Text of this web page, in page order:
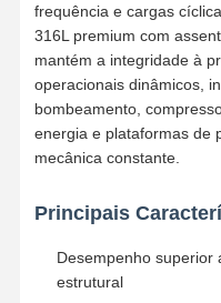
frequência e cargas
316L premium com
mantém a integridade à
operacionais dinâmicos,
bombeamento,
energia e plataformas de
mecânica constante.
Principais
Desempenho superior
estrutural